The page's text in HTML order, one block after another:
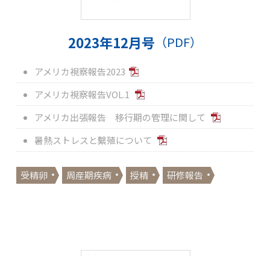
2023年12月号 （PDF）
アメリカ視察報告2023
アメリカ視察報告VOL.1
アメリカ出張報告 移行期の管理に関して
暑熱ストレスと繫殖について
受精卵 周産期疾病 授精 研修報告